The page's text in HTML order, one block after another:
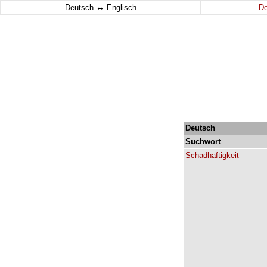
Deutsch ↔ Englisch
Deutsch
Suchwort
Schadhaftigkeit